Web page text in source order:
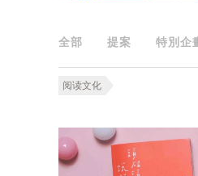
全部 提案 特別企
阅读文化